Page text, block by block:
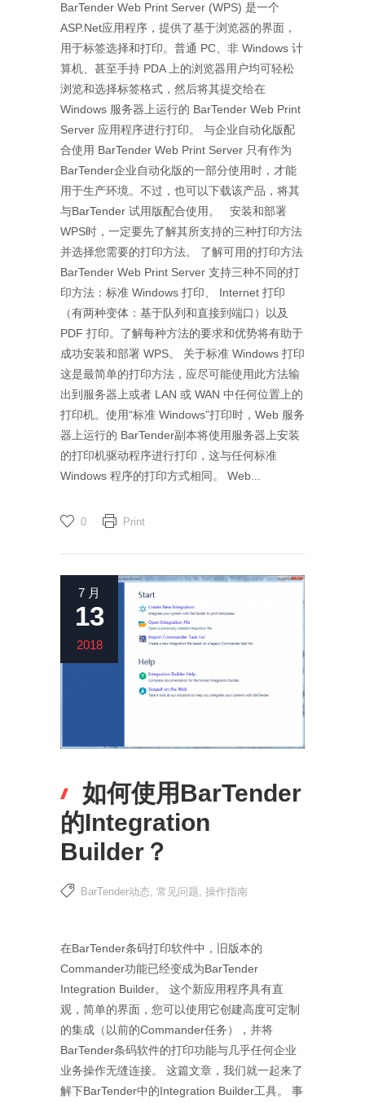
BarTender Web Print Server (WPS) 是一个
ASP.Net应用程序，提供了基于浏览器的界面，
用于标签选择和打印。普通 PC、非 Windows 计
算机、甚至手持 PDA 上的浏览器用户均可轻松
浏览和选择标签格式，然后将其提交给在
Windows 服务器上运行的 BarTender Web Print
Server 应用程序进行打印。 与企业自动化版配
合使用 BarTender Web Print Server 只有作为
BarTender企业自动化版的一部分使用时，才能
用于生产环境。不过，也可以下载该产品，将其
与BarTender 试用版配合使用。 安装和部署
WPS时，一定要先了解其所支持的三种打印方法
并选择您需要的打印方法。 了解可用的打印方法
BarTender Web Print Server 支持三种不同的打
印方法：标准 Windows 打印、 Internet 打印
（有两种变体：基于队列和直接到端口）以及
PDF 打印。了解每种方法的要求和优势将有助于
成功安装和部署 WPS。 关于标准 Windows 打印
这是最简单的打印方法，应尽可能使用此方法输
出到服务器上或者 LAN 或 WAN 中任何位置上的
打印机。使用“标准 Windows”打印时，Web 服务
器上运行的 BarTender副本将使用服务器上安装
的打印机驱动程序进行打印，这与任何标准
Windows 程序的打印方式相同。 Web...
0 Print
7 月
13
2018
如何使用BarTender
的Integration
Builder？
BarTender动态 常见问题 操作指南
在BarTender条码打印软件中，旧版本的
Commander功能已经变成为BarTender
Integration Builder。 这个新应用程序具有直
观，简单的界面，您可以使用它创建高度可定制
的集成（以前的Commander任务），并将
BarTender条码软件的打印功能与几乎任何企业
业务操作无缝连接。 这篇文章，我们就一起来了
解下BarTender中的Integration Builder工具。 事